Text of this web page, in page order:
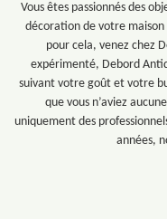
Vous êtes passionnés des
décoration de votre maison
pour cela, venez chez
expérimenté, Debord
suivant votre goût et votre
que vous n’aviez
uniquement des
années,